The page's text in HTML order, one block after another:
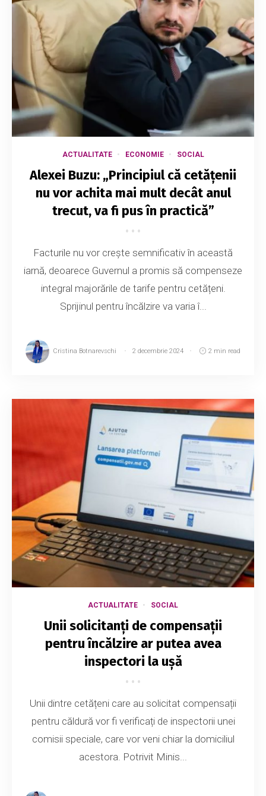
ACTUALITATE ECONOMIE SOCIAL
Alexei Buzu: „Principiul că cetățenii
nu vor achita mai mult decât anul
trecut, va fi pus în practică”
Facturile nu vor crește semnificativ în această
iarnă, deoarece Guvernul a promis să compenseze
integral majorările de tarife pentru cetățeni.
Sprijinul pentru încălzire va varia î...
Cristina Botnarevschi 2 decembrie 2024 2 min read
ACTUALITATE SOCIAL
Unii solicitanți de compensații
pentru încălzire ar putea avea
inspectori la ușă
Unii dintre cetățeni care au solicitat compensații
pentru căldură vor fi verificați de inspectorii unei
comisii speciale, care vor veni chiar la domiciliul
acestora. Potrivit Minis...